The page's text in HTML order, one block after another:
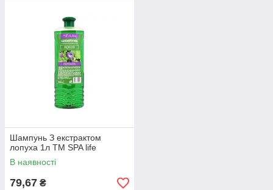
Шампунь З екстрактом
лопуха 1л ТМ SPA life
В наявності
79,67 ₴